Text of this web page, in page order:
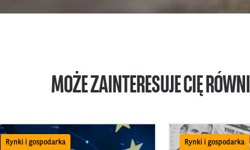
MOŻE ZAINTERESUJE CIĘ
Rynki i gospodarka Rynki i gospodarka